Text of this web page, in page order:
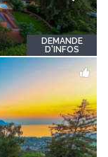
DEMANDE
D'INFOS